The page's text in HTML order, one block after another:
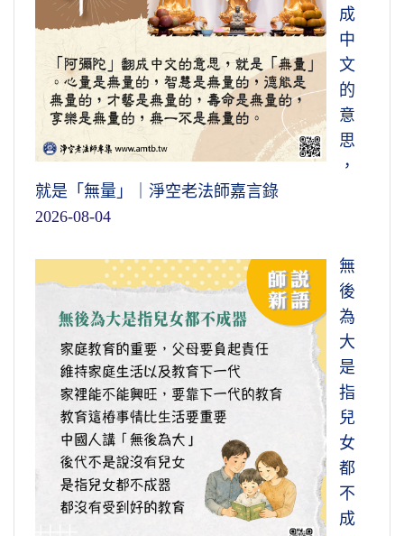
成
中
文
的
意
思
，
就是「無量」｜淨空老法師嘉言錄
2026-08-04
無
後
為
大
是
指
兒
女
都
不
成